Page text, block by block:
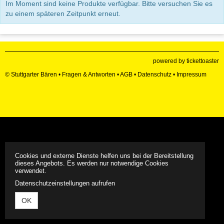
Im Moment sind keine Produkte verfügbar. Bitte versuchen Sie es
zu einem späteren Zeitpunkt erneut.
powered by tickettoaster
© Stuttgarter Bären • Fragen & Antworten •AGB • Datenschutz • Impressum
Cookies und externe Dienste helfen uns bei der Bereitstellung
dieses Angebots. Es werden nur notwendige Cookies
verwendet.
Datenschutzeinstellungen aufrufen
OK